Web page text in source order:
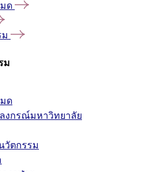
ด
ม
ด
งกรณ์มหาวิทยาลัย
วัตกรรม